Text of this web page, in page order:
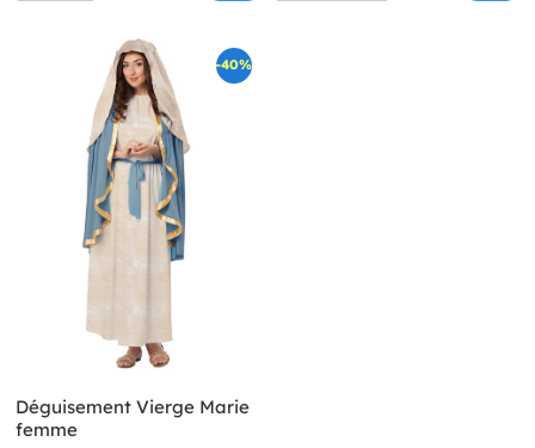
-40%
Déguisement Vierge Marie
femme